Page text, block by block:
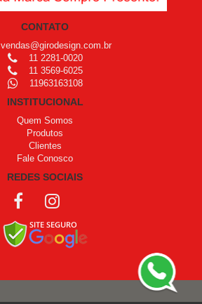
CONTATO
vendas@girodesign.com.br
11 2281-0020
11 3569-6025
11963163108
INSTITUCIONAL
Quem Somos
Produtos
Clientes
Fale Conosco
REDES SOCIAIS